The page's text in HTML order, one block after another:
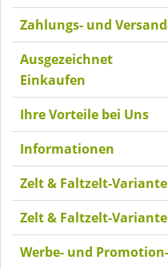
Zahlungs- und
Ausgezeichnet
Einkaufen
Ihre Vorteile bei Uns
Informationen
Zelt & Faltzelt-
Zelt & Faltzelt-
Werbe- und